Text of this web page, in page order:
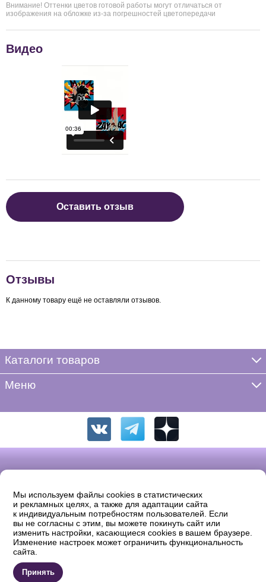
Внимание! Оттенки цветов готовой работы могут отличаться от
изображения на обложке из-за погрешностей цветопередачи
Видео
Оставить отзыв
Отзывы
К данному товару ещё не оставляли отзывов.
Каталоги товаров
Меню
© 2026 «ФРЕЯ». Полное или частичное копирование, воспроизведение
в печатном виде и/или использование в любой форме, цитирование без
письменного разрешения правообладателя запрещено.
Продавец: ООО «Жаккард» ОГРН: 1137746742869 Юридический адрес:
105554, Москва, 11-ая Парковая д.9/35, комната 32. Email: shop@igla.ru
Мы используем файлы cookies в статистических
и рекламных целях, а также для адаптации сайта
к индивидуальным потребностям пользователей. Если
вы не согласны с этим, вы можете покинуть сайт или
изменить настройки, касающиеся cookies в вашем браузере.
Изменение настроек может ограничить функциональность
сайта.
Принять